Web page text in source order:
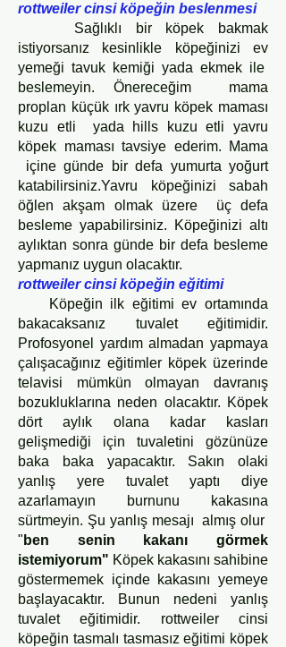
rottweiler cinsi köpeğin beslenmesi
Sağlıklı bir köpek bakmak
istiyorsanız kesinlikle köpeğinizi ev
yemeği tavuk kemiği yada ekmek ile
beslemeyin. Önereceğim mama
proplan küçük ırk yavru köpek maması
kuzu etli yada hills kuzu etli yavru
köpek maması tavsiye ederim. Mama
içine günde bir defa yumurta yoğurt
katabilirsiniz.Yavru köpeğinizi sabah
öğlen akşam olmak üzere üç defa
besleme yapabilirsiniz. Köpeğinizi altı
aylıktan sonra günde bir defa besleme
yapmanız uygun olacaktır.
rottweiler cinsi köpeğin eğitimi
Köpeğin ilk eğitimi ev ortamında
bakacaksanız tuvalet eğitimidir.
Profosyonel yardım almadan yapmaya
çalışacağınız eğitimler köpek üzerinde
telavisi mümkün olmayan davranış
bozukluklarına neden olacaktır. Köpek
dört aylık olana kadar kasları
gelişmediği için tuvaletini gözünüze
baka baka yapacaktır. Sakın olaki
yanlış yere tuvalet yaptı diye
azarlamayın burnunu kakasına
sürtmeyin. Şu yanlış mesajı almış olur
" ben senin kakanı görmek
istemiyorum" Köpek kakasını sahibine
göstermemek içinde kakasını yemeye
başlayacaktır. Bunun nedeni yanlış
tuvalet eğitimidir. rottweiler cinsi
köpeğin tasmalı tasmasız eğitimi köpek